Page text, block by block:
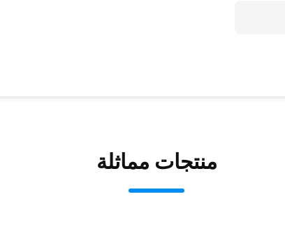
منتجات مماثلة